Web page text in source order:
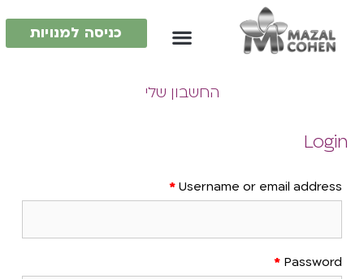
כניסה למנויות
החשבון שלי
Login
Username or email address
*
Password
*